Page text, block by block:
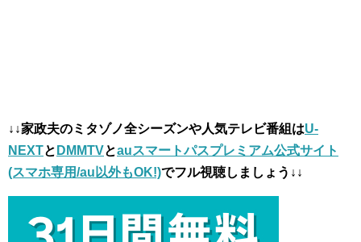
↓↓家政夫のミタゾノ全シーズンや人気テレビ番組はU-
NEXTと DMMTVとauスマートパスプレミアム公式サイト
(スマホ専用/au以外もOK!)でフル視聴しましょう↓↓